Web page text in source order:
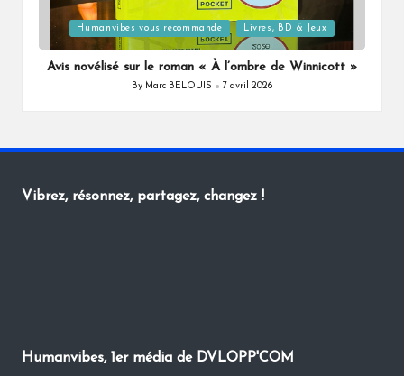
Posted
in
Humanvibes vous recommande Livres, BD & Jeux
Avis novélisé sur le roman « À l’ombre de Winnicott »
Posted
By Marc BELOUIS 7 avril 2026
Vibrez, résonnez, partagez, changez !
Humanvibes, 1er média de DVLOPP'COM